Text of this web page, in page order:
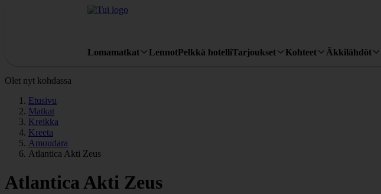
Lomamatkat LennotPelkkä hotelliTarjoukset Kohteet Äkkilähdöt
Olet nyt kohdassa
Etusivu
Matkat
Kreikka
Kreeta
Amoudara
Atlantica Akti Zeus
Atlantica Akti Zeus